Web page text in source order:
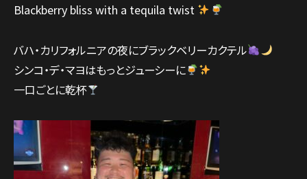
Blackberry bliss with a tequila twist
バハ・カリフォルニアの夜にブラックベリーカクテル
シンコ・デ・マヨはもっとジューシーに
一口ごとに乾杯